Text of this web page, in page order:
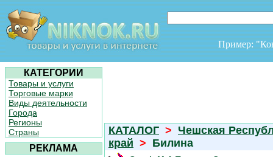
Пример:
КАТЕГОРИИ
Товары и услуги
Торговые марки
Виды деятельности
Города
Регионы
Страны
РЕКЛАМА
КАТАЛОГ > Чешская
край > Билина